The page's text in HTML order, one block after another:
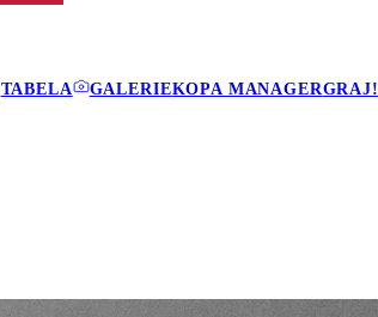
TABELA GALERIEKOPA MANAGERGRAJ!